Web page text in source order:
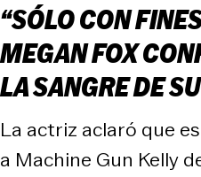
“SÓLO CON
MEGAN FOX
LA SANGRE DE
La actriz aclaró que
a Machine Gun Kelly